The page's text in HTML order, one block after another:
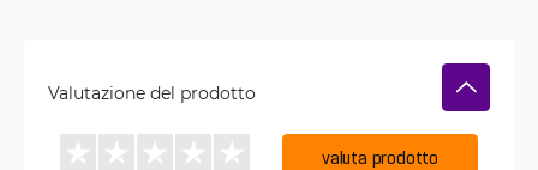
Valutazione del prodotto
valuta prodotto